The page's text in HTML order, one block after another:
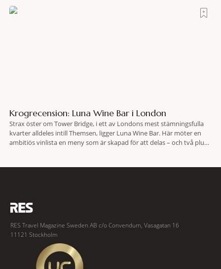
lokaliserades den 2 juni i år med hjälp
Krogrecension: Luna Wine Bar i London
Strax öster om Tower Bridge, i ett av Londons mest stämningsfulla
kvarter alldeles intill Themsen, ligger Luna Wine Bar. Här möter en
ambitiös vinlista en meny som är skapad för att delas – och två plus
RES Travel Magazine Sweden AB c/o Convendum, Vasagatan 16
11121 Stockholm